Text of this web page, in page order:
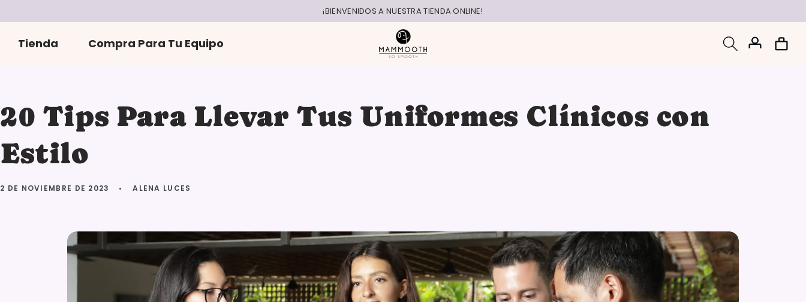
contenido
¡BIENVENIDOS A NUESTRA TIENDA ONLINE!
Tienda Compra Para Tu Equipo
Iniciar
sesión
Carrito
20 Tips Para Llevar Tus Uniformes Clínicos con
Estilo
2 DE NOVIEMBRE DE 2023 ALENA LUCES